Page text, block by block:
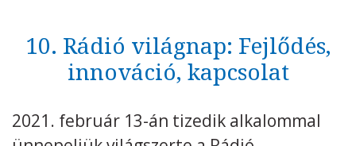
10. Rádió világnap: Fejlődés,
innováció, kapcsolat
2021. február 13-án tizedik alkalommal